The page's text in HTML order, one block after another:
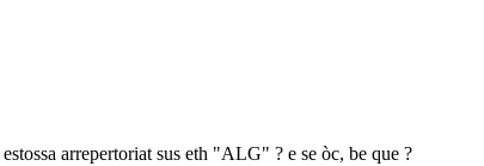
estossa arrepertoriat sus eth "ALG" ? e se òc, be que ?